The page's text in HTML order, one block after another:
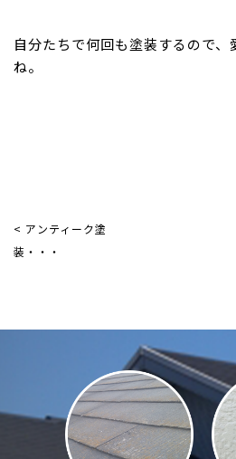
自分たちで何回も塗装するので、
ね。
< アンティーク塗
装・・・